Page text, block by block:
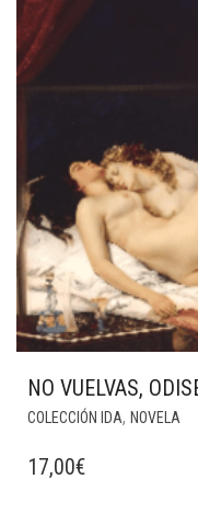
NO VUELVAS,
COLECCIÓN IDA, NOVELA
17,00€